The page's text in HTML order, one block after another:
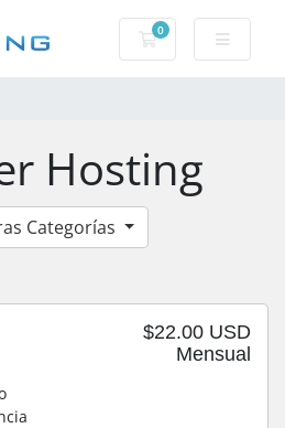
0
Carro de Pedidos
Hosting
Categorías
$22.00 USD
Mensual